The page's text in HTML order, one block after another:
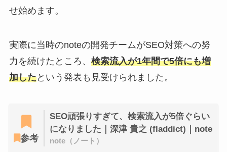
せ始めます。
実際に当時のnoteの開発チームがSEO対策への努
力を続けたところ、 検索流入が1年間で5倍にも増
加したという発表も見受けられました。
参考
SEO頑張りすぎて、検索流入が5倍ぐらい
になりました｜深津 貴之 (fladdict)｜note
note（ノート）